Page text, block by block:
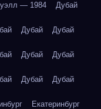
— 1984 Дубай
Дубай Дубай
Дубай Дубай
Дубай Дубай
Екатеринбург